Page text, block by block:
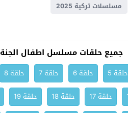
مسلسلات تركية 2025
جميع حلقات مسلسل اطفال الجنة
حلقة 5 حلقة 6 حلقة 7 حلقة 8
حلقة 17 حلقة 18 حلقة 19